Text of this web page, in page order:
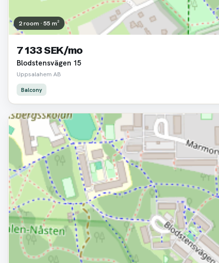
2 room · 55 m²
7 133 SEK/mo
Blodstensvägen 15
Uppsalahem AB
Balcony